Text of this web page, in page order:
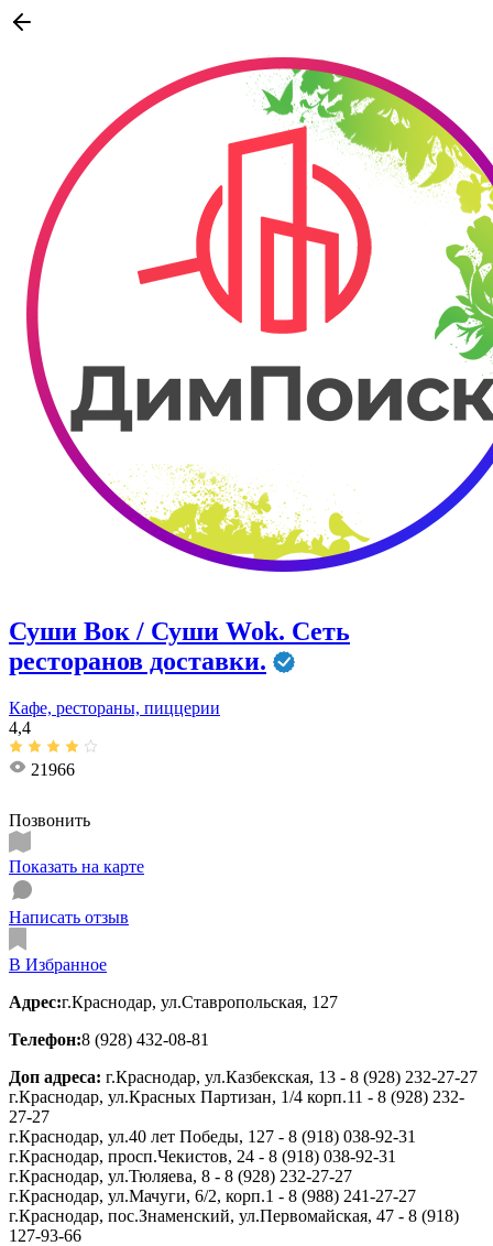
Суши Вок / Суши Wok. Сеть
ресторанов доставки.
Кафе, рестораны, пиццерии
4,4
21966
Позвонить
Показать на карте
Написать отзыв
В Избранное
Адрес:г.Краснодар, ул.Ставропольская, 127
Телефон:8 (928) 432-08-81
Доп адреса: г.Краснодар, ул.Казбекская, 13 - 8 (928) 232-27-27
г.Краснодар, ул.Красных Партизан, 1/4 корп.11 - 8 (928) 232-
27-27
г.Краснодар, ул.40 лет Победы, 127 - 8 (918) 038-92-31
г.Краснодар, просп.Чекистов, 24 - 8 (918) 038-92-31
г.Краснодар, ул.Тюляева, 8 - 8 (928) 232-27-27
г.Краснодар, ул.Мачуги, 6/2, корп.1 - 8 (988) 241-27-27
г.Краснодар, пос.Знаменский, ул.Первомайская, 47 - 8 (918)
127-93-66